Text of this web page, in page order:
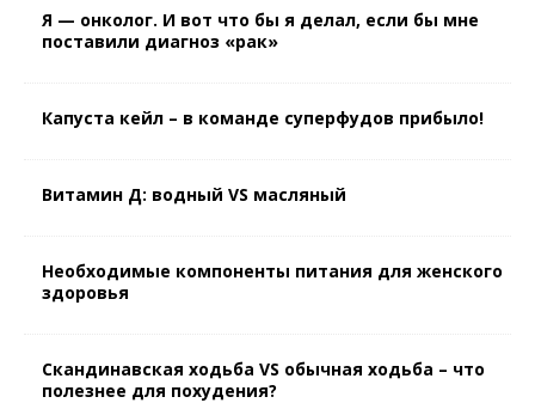
Я — онколог. И вот что бы я делал, если бы мне
поставили диагноз «рак»
Капуста кейл – в команде суперфудов прибыло!
Витамин Д: водный VS масляный
Необходимые компоненты питания для женского
здоровья
Скандинавская ходьба VS обычная ходьба – что
полезнее для похудения?